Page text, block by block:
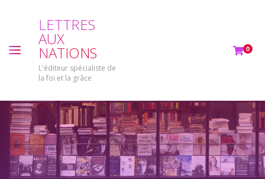
LETTRES
AUX
NATIONS
L'éditeur spécialiste de
la foi et la grâce
0